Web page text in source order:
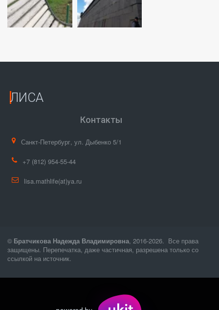
ЛИСА
Контакты
Санкт-Петербург, ул. Дыбенко 5/1
+7 (812) 954-55-44
lisa.mathlife(at)ya.ru
© Братчикова Надежда Владимировна, 2016-2026.  Все права
защищены. Перепечатка, даже частичная, разрешена только со
ссылкой на источник.